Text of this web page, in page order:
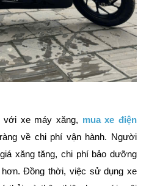
xe máy xăng, mua xe điện
về chi phí vận hành. Người
xăng tăng, chi phí bảo dưỡng
Đồng thời, việc sử dụng xe